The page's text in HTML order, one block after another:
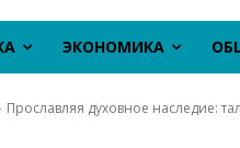
ЭКОНОМИКА
Прославляя духовное наследие: